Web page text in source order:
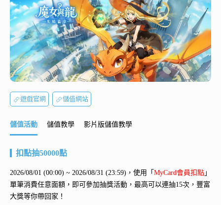
遊戲官網 儲值網站
儲值活動 儲值教學 影片版儲值教學
扣點抽50000點
2026/08/01 (00:00) ~ 2026/08/31 (23:59)，使用「 MyCard會員扣點 」
單筆消費任意面額，即可參加抽獎活動，最高可以連抽15次，豐富
大獎等你帶回家！